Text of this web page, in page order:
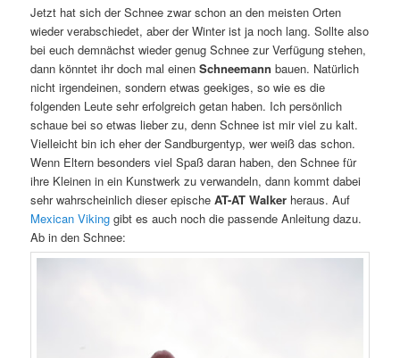
Jetzt hat sich der Schnee zwar schon an den meisten Orten
wieder verabschiedet, aber der Winter ist ja noch lang. Sollte also
bei euch demnächst wieder genug Schnee zur Verfügung stehen,
dann könntet ihr doch mal einenSchneemann bauen. Natürlich
nicht irgendeinen, sondern etwas geekiges, so wie es die
folgenden Leute sehr erfolgreich getan haben. Ich persönlich
schaue bei so etwas lieber zu, denn Schnee ist mir viel zu kalt.
Vielleicht bin ich eher der Sandburgentyp, wer weiß das schon.
Wenn Eltern besonders viel Spaß daran haben, den Schnee für
ihre Kleinen in ein Kunstwerk zu verwandeln, dann kommt dabei
sehr wahrscheinlich dieser epischeAT-AT Walker heraus. Auf
Mexican Viking gibt es auch noch die passende Anleitung dazu.
Ab in den Schnee: